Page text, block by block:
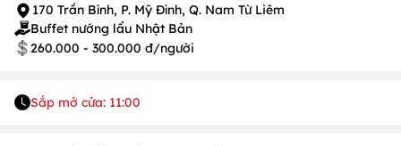
170 Trần Bình, P. Mỹ Đình, Q. Nam Từ Liêm
Buffet nướng lẩu Nhật Bản
260.000 - 300.000 đ/người
Sắp mở cửa: 11:00